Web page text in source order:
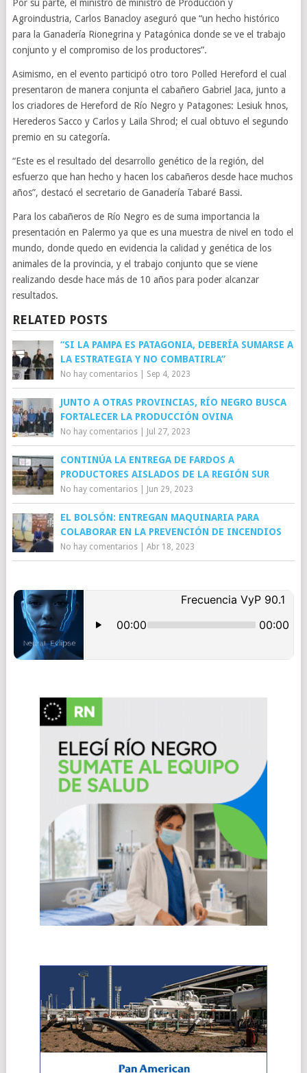
Por su parte, el ministro de ministro de Producción y
Agroindustria, Carlos Banacloy aseguró que “un hecho histórico
para la Ganadería Rionegrina y Patagónica donde se ve el trabajo
conjunto y el compromiso de los productores”.
Asimismo, en el evento participó otro toro Polled Hereford el cual
presentaron de manera conjunta el cabañero Gabriel Jaca, junto a
los criadores de Hereford de Río Negro y Patagones: Lesiuk hnos,
Herederos Sacco y Carlos y Laila Shrod; el cual obtuvo el segundo
premio en su categoría.
“Este es el resultado del desarrollo genético de la región, del
esfuerzo que han hecho y hacen los cabañeros desde hace muchos
años”, destacó el secretario de Ganadería Tabaré Bassi.
Para los cabañeros de Río Negro es de suma importancia la
presentación en Palermo ya que es una muestra de nivel en todo el
mundo, donde quedo en evidencia la calidad y genética de los
animales de la provincia, y el trabajo conjunto que se viene
realizando desde hace más de 10 años para poder alcanzar
resultados.
RELATED POSTS
“SI LA PAMPA ES PATAGONIA, DEBERÍA SUMARSE A
LA ESTRATEGIA Y NO COMBATIRLA”
No hay comentarios| Sep 4, 2023
JUNTO A OTRAS PROVINCIAS, RÍO NEGRO BUSCA
FORTALECER LA PRODUCCIÓN OVINA
No hay comentarios| Jul 27, 2023
CONTINÚA LA ENTREGA DE FARDOS A
PRODUCTORES AISLADOS DE LA REGIÓN SUR
No hay comentarios| Jun 29, 2023
EL BOLSÓN: ENTREGAN MAQUINARIA PARA
COLABORAR EN LA PREVENCIÓN DE INCENDIOS
No hay comentarios| Abr 18, 2023